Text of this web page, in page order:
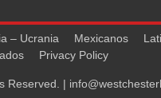
– Ucrania Mexicanos
Privacy Policy
Reserved. |